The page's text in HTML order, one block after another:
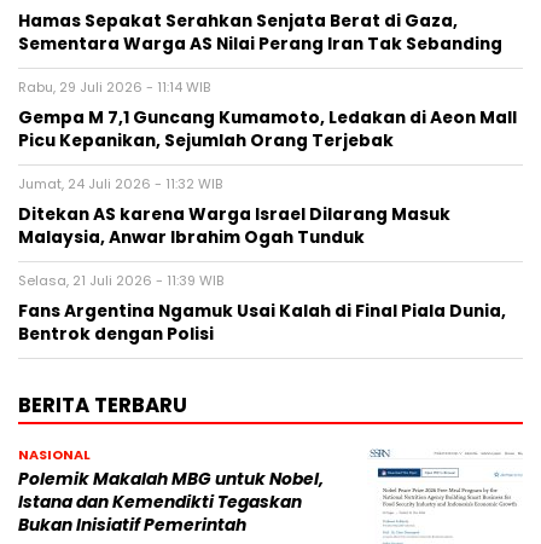
Hamas Sepakat Serahkan Senjata Berat di Gaza,
Sementara Warga AS Nilai Perang Iran Tak Sebanding
Rabu, 29 Juli 2026 - 11:14 WIB
Gempa M 7,1 Guncang Kumamoto, Ledakan di Aeon Mall
Picu Kepanikan, Sejumlah Orang Terjebak
Jumat, 24 Juli 2026 - 11:32 WIB
Ditekan AS karena Warga Israel Dilarang Masuk
Malaysia, Anwar Ibrahim Ogah Tunduk
Selasa, 21 Juli 2026 - 11:39 WIB
Fans Argentina Ngamuk Usai Kalah di Final Piala Dunia,
Bentrok dengan Polisi
BERITA TERBARU
NASIONAL
Polemik Makalah MBG untuk Nobel,
Istana dan Kemendikti Tegaskan
Bukan Inisiatif Pemerintah